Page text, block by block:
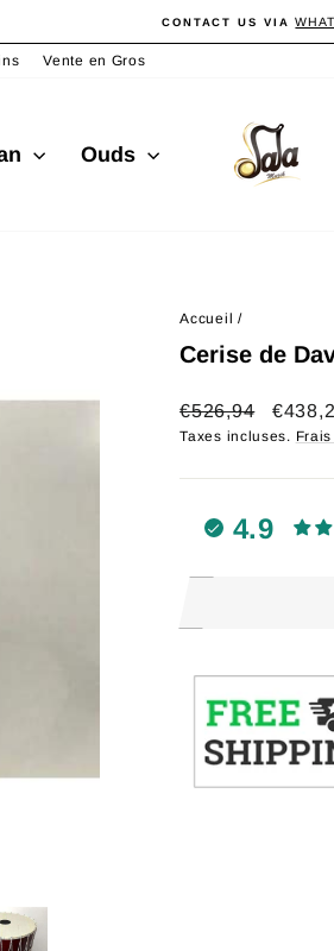
Diaporama
CONTACT US VIA
Vente en Gros
Ouds
Accueil /
Cerise de
Prix
régulier
€526,94
Prix
réduit
Taxes incluses.
4.9